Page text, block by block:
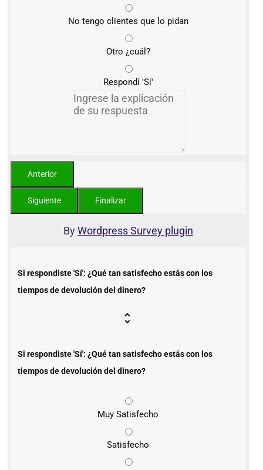
No tengo clientes que lo pidan
Otro ¿cuál?
Respondí 'Sí'
ByWordpress Survey plugin
Si respondiste 'Sí': ¿Qué tan satisfecho estás con los
tiempos de devolución del dinero?
Si respondiste 'Sí': ¿Qué tan satisfecho estás con los
tiempos de devolución del dinero?
Muy Satisfecho
Satisfecho